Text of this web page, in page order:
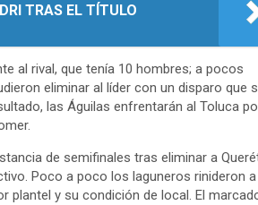
TRAS EL TÍTULO
al rival, que tenía 10 hombres; a pocos
eliminar al líder con un disparo que
las Águilas enfrentarán al Toluca
de semifinales tras eliminar a
Poco a poco los laguneros rinideron
plantel y su condición de local. El